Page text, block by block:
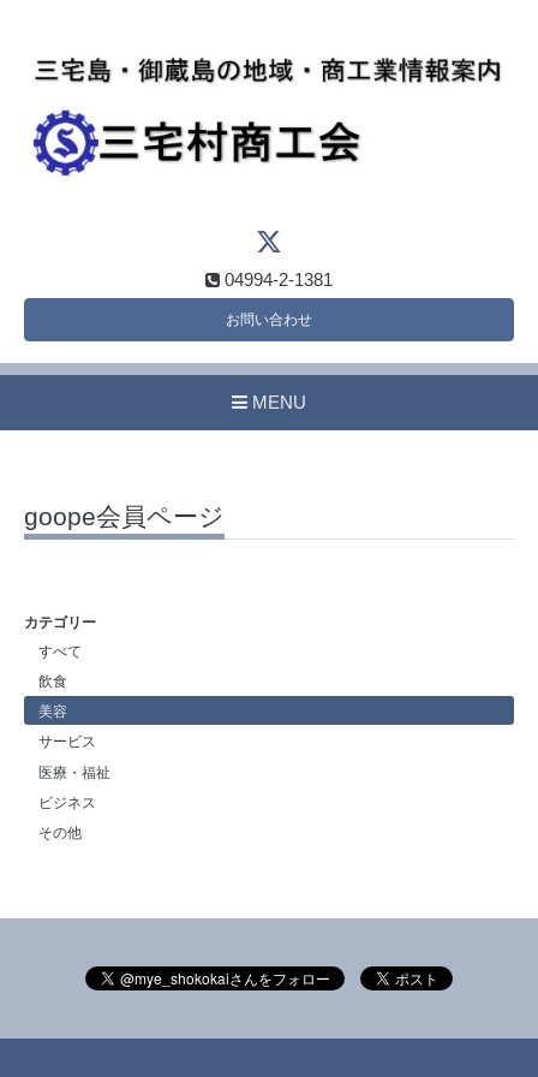
04994-2-1381
お問い合わせ
MENU
goope会員ページ
カテゴリー
すべて
飲食
美容
サービス
医療・福祉
ビジネス
その他